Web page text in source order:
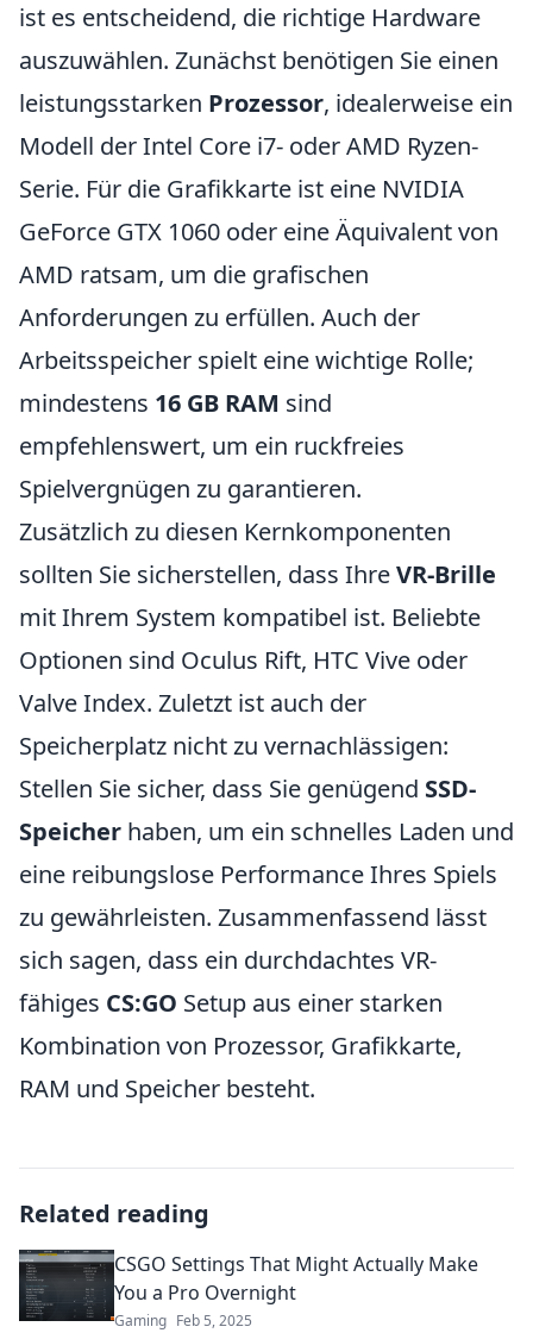
ist es entscheidend, die richtige Hardware
auszuwählen. Zunächst benötigen Sie einen
leistungsstarken Prozessor, idealerweise ein
Modell der Intel Core i7- oder AMD Ryzen-
Serie. Für die Grafikkarte ist eine NVIDIA
GeForce GTX 1060 oder eine Äquivalent von
AMD ratsam, um die grafischen
Anforderungen zu erfüllen. Auch der
Arbeitsspeicher spielt eine wichtige Rolle;
mindestens 16 GB RAM sind
empfehlenswert, um ein ruckfreies
Spielvergnügen zu garantieren.
Zusätzlich zu diesen Kernkomponenten
sollten Sie sicherstellen, dass IhreVR-Brille
mit Ihrem System kompatibel ist. Beliebte
Optionen sind Oculus Rift, HTC Vive oder
Valve Index. Zuletzt ist auch der
Speicherplatz nicht zu vernachlässigen:
Stellen Sie sicher, dass Sie genügend SSD-
Speicher haben, um ein schnelles Laden und
eine reibungslose Performance Ihres Spiels
zu gewährleisten. Zusammenfassend lässt
sich sagen, dass ein durchdachtes VR-
fähiges CS:GO Setup aus einer starken
Kombination von Prozessor, Grafikkarte,
RAM und Speicher besteht.
Related reading
CSGO Settings That Might Actually Make
You a Pro Overnight
Gaming Feb 5, 2025